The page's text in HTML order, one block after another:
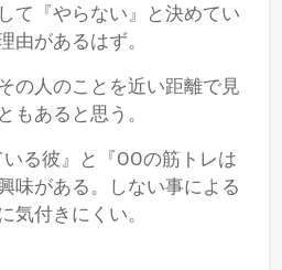
て『やらない』と決めてい
由があるはず。
の人のことを近い距離で見
もあると思う。
いる彼』と『OOの筋トレは
味がある。しない事による
気付きにくい。